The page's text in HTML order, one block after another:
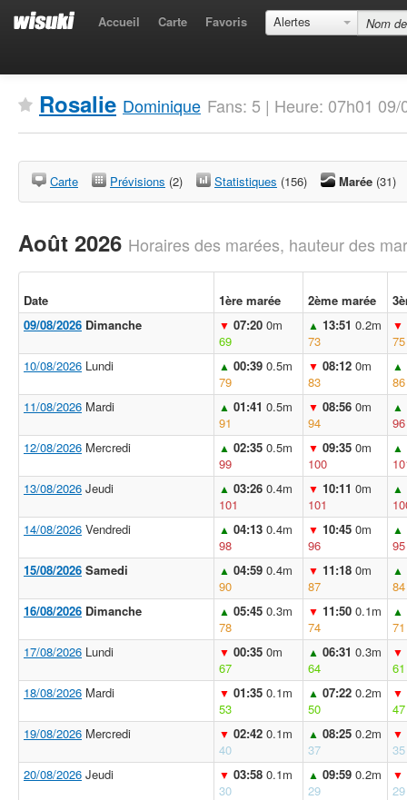
Accueil Carte Favoris Alertes
Rosalie Dominique Fans: 5 | Heure: 07h01
Carte Prévisions (2) Statistiques (156) Marée (31)
Août 2026 Horaires des marées, hauteur des
Date 1ère marée 2ème marée
09/08/2026 Dimanche ▼ 07:20 0m
69
▲ 13:51 0.2m
73
▼
75
10/08/2026 Lundi ▲ 00:39 0.5m
79
▼ 08:12 0m
83
▲
86
11/08/2026 Mardi ▲ 01:41 0.5m
91
▼ 08:56 0m
94
▲
96
12/08/2026 Mercredi ▲ 02:35 0.5m
99
▼ 09:35 0m
100
▲
13/08/2026 Jeudi ▲ 03:26 0.4m
101
▼ 10:11 0m
101
▲
14/08/2026 Vendredi ▲ 04:13 0.4m
98
▼ 10:45 0m
96
▲
95
15/08/2026 Samedi ▲ 04:59 0.4m
90
▼ 11:18 0m
87
▲
84
16/08/2026 Dimanche ▲ 05:45 0.3m
78
▼ 11:50 0.1m
74
▲
71
17/08/2026 Lundi ▼ 00:35 0m
67
▲ 06:31 0.3m
64
▼
61
18/08/2026 Mardi ▼ 01:35 0.1m
53
▲ 07:22 0.2m
50
▼
47
19/08/2026 Mercredi ▼ 02:42 0.1m
40
▲ 08:25 0.2m
37
▼
35
20/08/2026 Jeudi ▼ 03:58 0.1m
30
▲ 09:59 0.2m
29
▼
29